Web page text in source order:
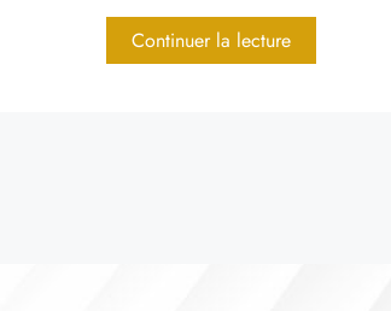
Continuer la lecture